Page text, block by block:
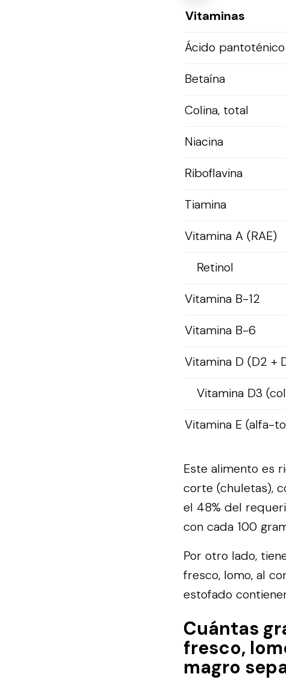
Vitaminas
Ácido pantoténico
Betaína
Colina, total
Niacina
Riboflavina
Tiamina
Vitamina A (RAE)
Retinol
Vitamina B-12
Vitamina B-6
Vitamina D (D2 +
Vitamina D3
Vitamina E (alfa-
Este alimento es
corte (chuletas),
el 48% del
con cada 100
Por otro lado,
fresco, lomo, al
estofado
Cuántas
fresco,
magro